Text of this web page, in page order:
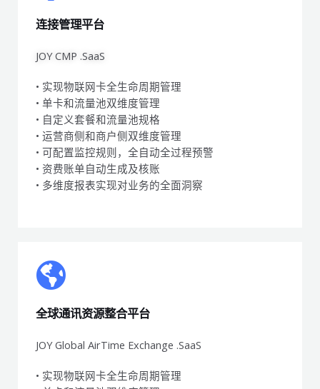
连接管理平台
JOY CMP .SaaS
• 实现物联网卡全生命周期管理
• 单卡和流量池双维度管理
• 自定义套餐和流量池规格
• 运营商侧和商户侧双维度管理
• 可配置监控规则，全自动全过程预警
• 资费账单自动生成及核账
• 多维度报表实现对业务的全面洞察
全球通讯资源整合平台
JOY Global AirTime Exchange .SaaS
• 实现物联网卡全生命周期管理